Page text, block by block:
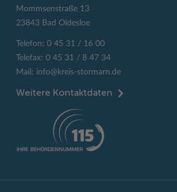
Mommsenstraße 13
23843 Bad Oldesloe
Telefon: 0 45 31 / 16 00
Telefax: 0 45 31 / 8 47 34
Mail: info@kreis-stormarn.de
Weitere Kontaktdaten